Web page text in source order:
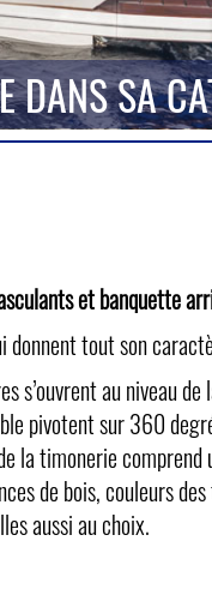
SA
et banquette
donnent tout son
au niveau de
pivotent sur 360
la timonerie
de bois, couleurs
aussi au choix.